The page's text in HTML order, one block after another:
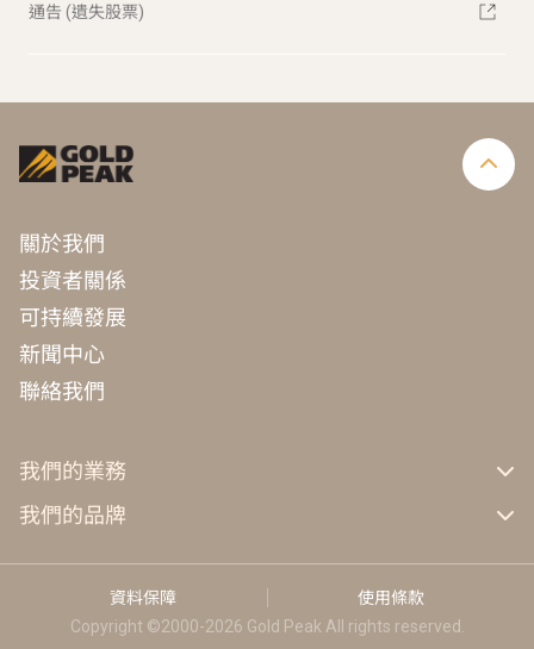
通告 (遺失股票)
關於我們
投資者關係
可持續發展
新聞中心
聯絡我們
我們的業務
GP工業
我們的品牌
Celestion
資料保障
使用條款
Copyright ©2000-2026 Gold Peak All rights reserved.